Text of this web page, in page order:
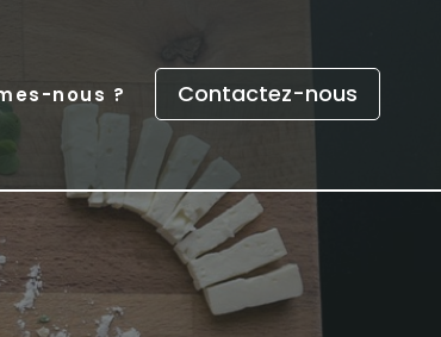
nous ? Contactez-nous